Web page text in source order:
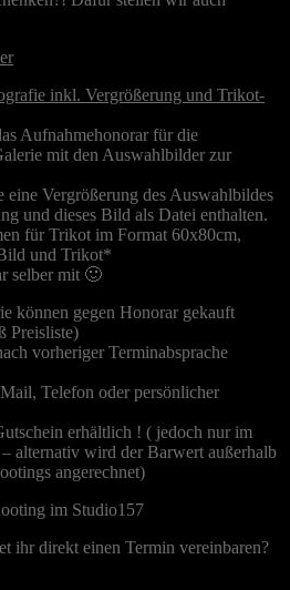
Aufnahmehonorar für die
mit den Auswahlbilder zur
eine Vergrößerung des Auswahlbildes
und dieses Bild als Datei enthalten.
für Trikot im Format 60x80cm,
und Trikot*
selber mit 🙂
können gegen Honorar gekauft
Preisliste)
vorheriger Terminabsprache
Telefon oder persönlicher
erhältlich ! ( jedoch nur im
alternativ wird der Barwert außerhalb
angerechnet)
im Studio157
ihr direkt einen Termin vereinbaren?